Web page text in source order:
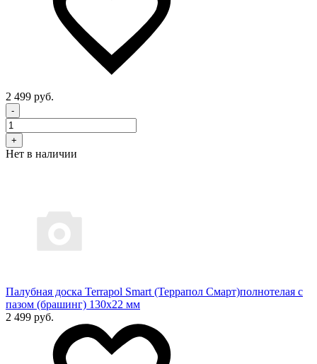
2 499 руб.
-
+
Нет в наличии
Палубная доска Terrapol Smart (Террапол Смарт)полнотелая с
пазом (брашинг) 130х22 мм
2 499 руб.